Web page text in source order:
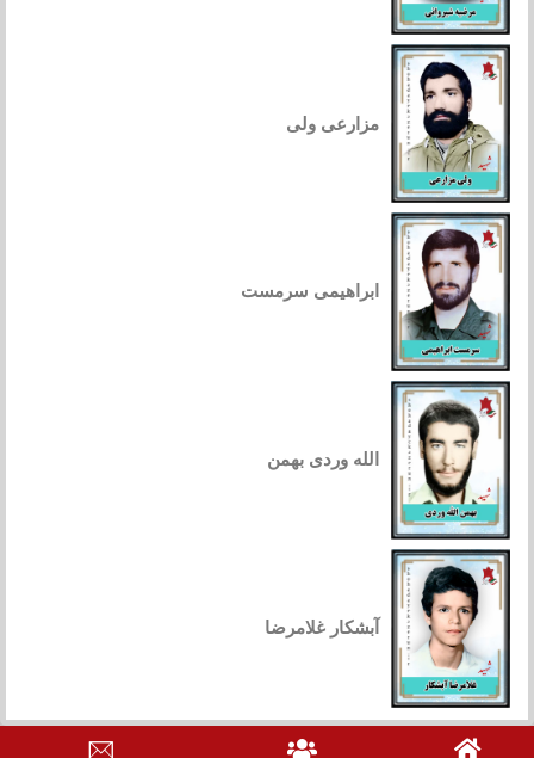
مزارعی ولی
ابراهیمی سرمست
الله وردی بهمن
آبشکار غلامرضا